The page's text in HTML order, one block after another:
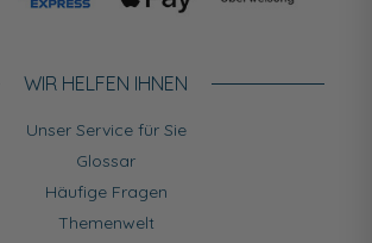
WIR HELFEN IHNEN
Unser Service für Sie
Glossar
Häufige Fragen
Themenwelt